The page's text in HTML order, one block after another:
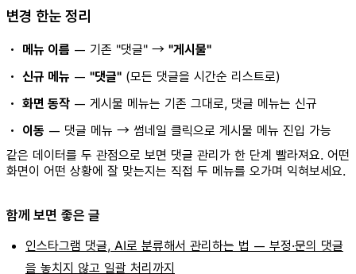
변경 한눈 정리
• 메뉴 이름 — 기존 "댓글" → "게시물"
• 신규 메뉴 — "댓글" (모든 댓글을 시간순 리스트로)
• 화면 동작 — 게시물 메뉴는 기존 그대로, 댓글 메뉴는 신규
• 이동 — 댓글 메뉴 → 썸네일 클릭으로 게시물 메뉴 진입 가능
같은 데이터를 두 관점으로 보면 댓글 관리가 한 단계 빨라져요. 어떤
화면이 어떤 상황에 잘 맞는지는 직접 두 메뉴를 오가며 익혀보세요.
함께 보면 좋은 글
인스타그램 댓글, AI로 분류해서 관리하는 법 — 부정·문의 댓글
을 놓치지 않고 일괄 처리까지